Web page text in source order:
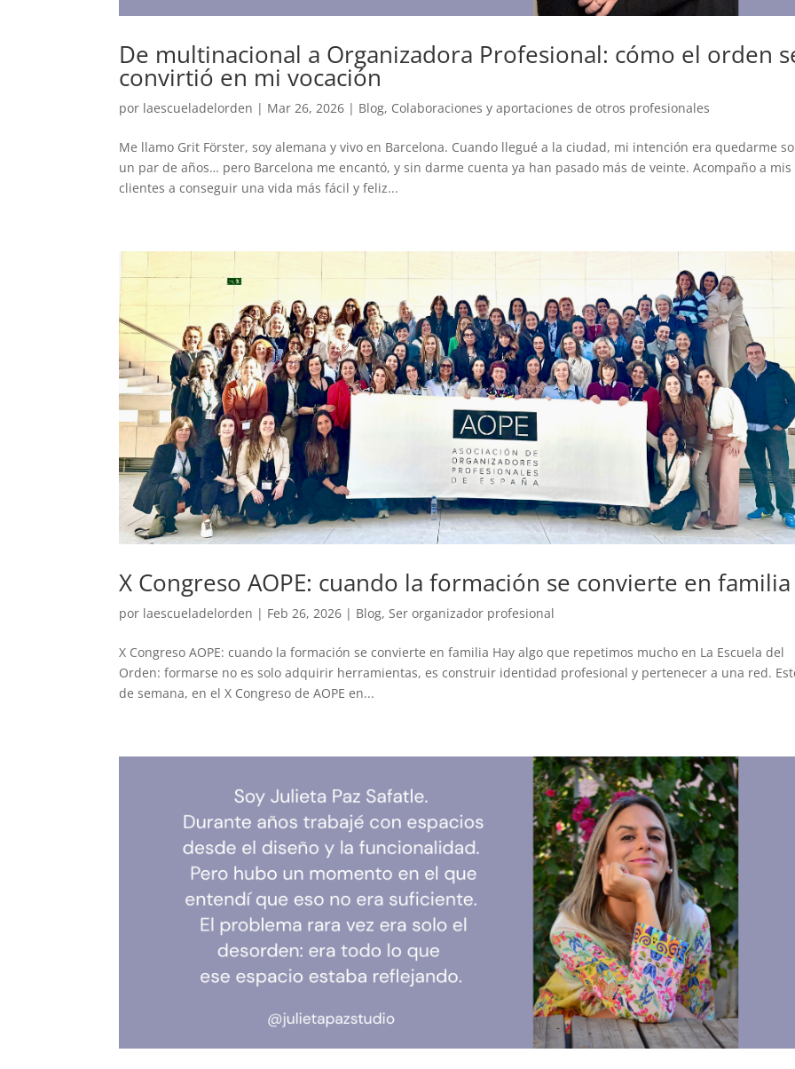
De multinacional a Organizadora Profesional: cómo el orden
convirtió en mi vocación
por laescueladelorden | Mar 26, 2026 | Blog, Colaboraciones y aportaciones de otros profesionales
Me llamo Grit Förster, soy alemana y vivo en Barcelona. Cuando llegué a la ciudad, mi intención era quedarme
un par de años… pero Barcelona me encantó, y sin darme cuenta ya han pasado más de veinte. Acompaño a mis
clientes a conseguir una vida más fácil y feliz...
X Congreso AOPE: cuando la formación se convierte en familia
por laescueladelorden | Feb 26, 2026 | Blog, Ser organizador profesional
X Congreso AOPE: cuando la formación se convierte en familia Hay algo que repetimos mucho en La Escuela del
Orden: formarse no es solo adquirir herramientas, es construir identidad profesional y pertenecer a una red.
de semana, en el X Congreso de AOPE en...